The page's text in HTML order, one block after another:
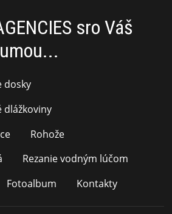
sro Váš
dosky
dlážkoviny
Rohože
Rezanie vodným lúčom
Fotoalbum Kontakty